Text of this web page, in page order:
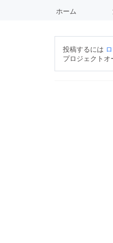
ホーム
投稿するには
プロジェクトオ